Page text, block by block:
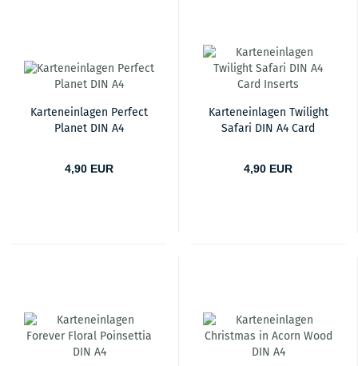
Karteneinlagen Perfect
Planet DIN A4
4,90 EUR
Karteneinlagen Twilight
Safari DIN A4 Card
4,90 EUR